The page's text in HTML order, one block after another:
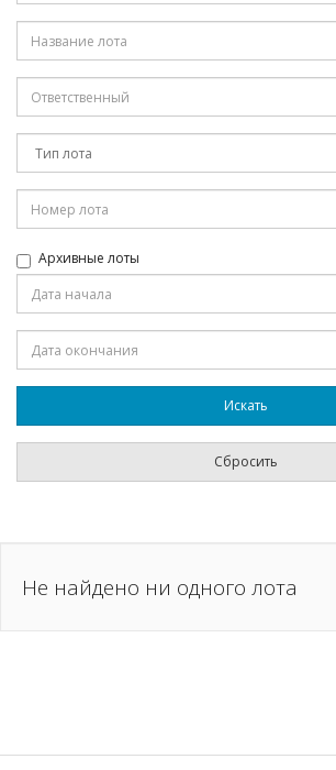
Архивные лоты
Не найдено ни одного лота